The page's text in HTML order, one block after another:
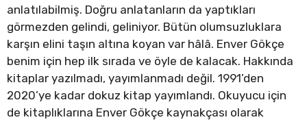
anlatılabilmiş. Doğru anlatanların da yaptıkları
görmezden gelindi, geliniyor. Bütün olumsuzluklara
karşın elini taşın altına koyan var hâlâ. Enver Gökçe
benim için hep ilk sırada ve öyle de kalacak. Hakkında
kitaplar yazılmadı, yayımlanmadı değil. 1991’den
2020’ye kadar dokuz kitap yayımlandı. Okuyucu için
de kitaplıklarına Enver Gökçe kaynakçası olarak